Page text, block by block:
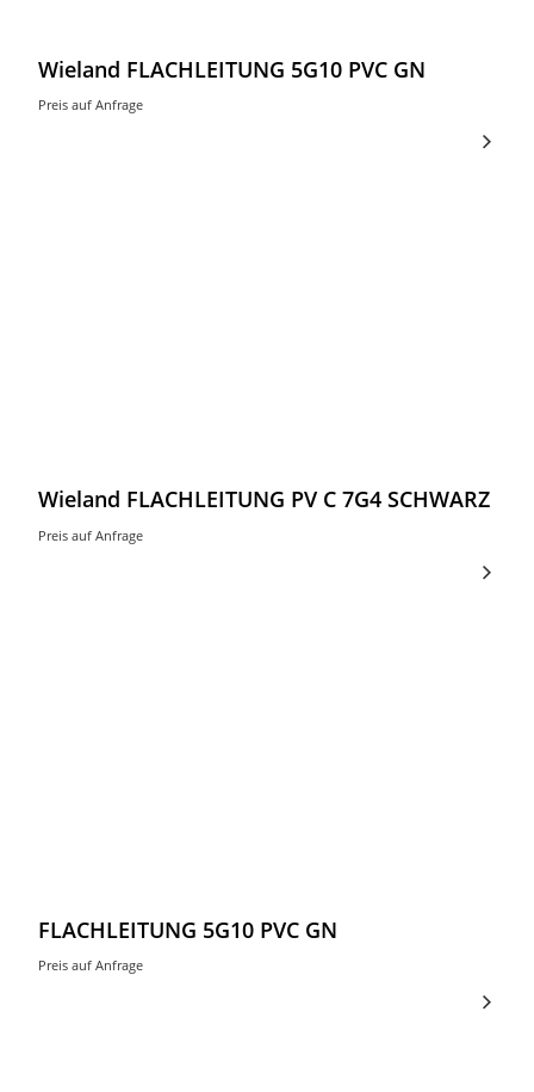
Wieland FLACHLEITUNG 5G10 PVC GN
Preis auf Anfrage
Wieland FLACHLEITUNG PV C 7G4 SCHWARZ
Preis auf Anfrage
FLACHLEITUNG 5G10 PVC GN
Preis auf Anfrage